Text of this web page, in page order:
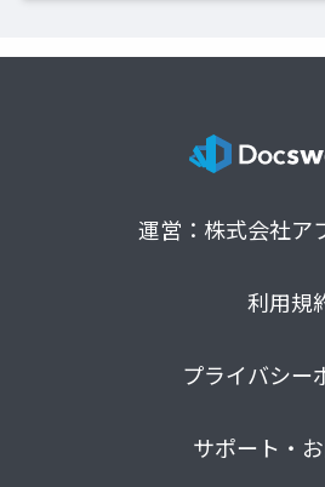
運営：株式会社ア
利用規
プライバシー
サポート・